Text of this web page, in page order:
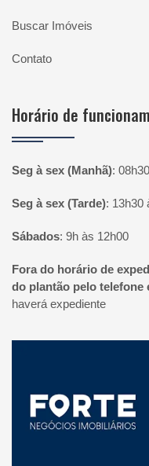
Buscar Imóveis
Contato
Horário de
Seg à sex (Manhã):
Seg à sex (Tarde): 13h30
Sábados: 9h às 12h00
Fora do horário de
do plantão pelo telefone
haverá expediente